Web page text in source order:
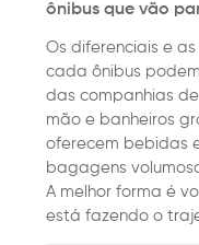
ônibus que vão
Os diferenciais e
cada ônibus
das companhias
mão e banheiros
oferecem bebidas
bagagens
A melhor forma é
está fazendo o